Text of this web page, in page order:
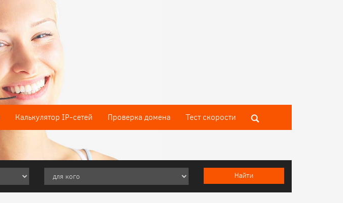
Калькулятор IP-сетей Проверка домена Тест скороcти